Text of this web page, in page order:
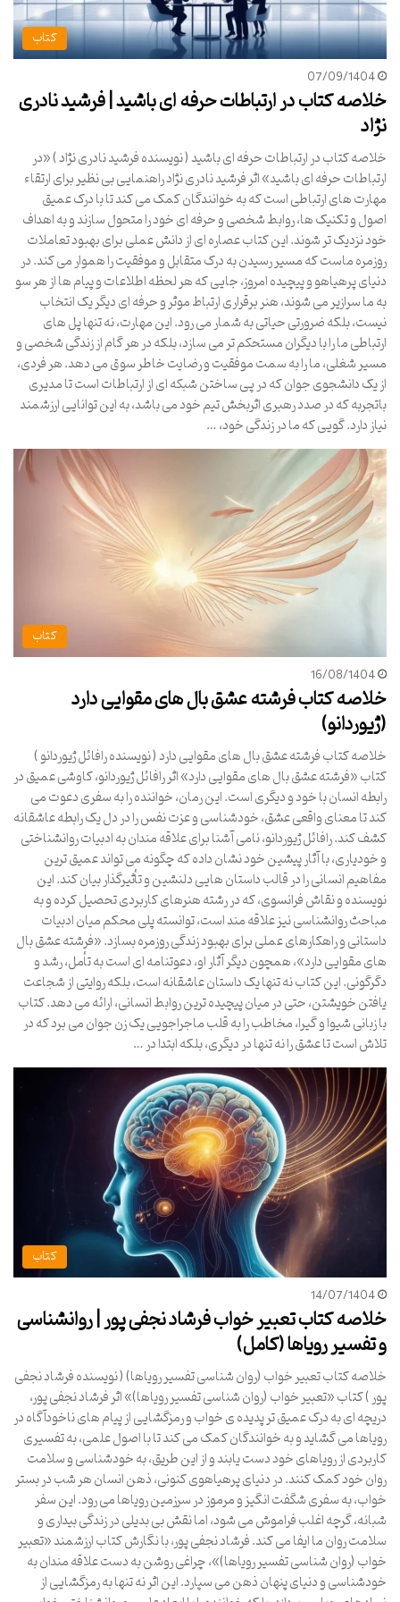
کتاب
07/09/1404
خلاصه کتاب در ارتباطات حرفه ای باشید | فرشید نادری
نژاد
خلاصه کتاب در ارتباطات حرفه ای باشید ( نویسنده فرشید نادری نژاد ) «در
ارتباطات حرفه ای باشید» اثر فرشید نادری نژاد راهنمایی بی نظیر برای ارتقاء
مهارت های ارتباطی است که به خوانندگان کمک می کند تا با درک عمیق
اصول و تکنیک ها، روابط شخصی و حرفه ای خود را متحول سازند و به اهداف
خود نزدیک تر شوند. این کتاب عصاره ای از دانش عملی برای بهبود تعاملات
روزمره ماست که مسیر رسیدن به درک متقابل و موفقیت را هموار می کند. در
دنیای پرهیاهو و پیچیده امروز، جایی که هر لحظه اطلاعات و پیام ها از هر سو
به ما سرازیر می شوند، هنر برقراری ارتباط موثر و حرفه ای دیگر یک انتخاب
نیست، بلکه ضرورتی حیاتی به شمار می رود. این مهارت، نه تنها پل های
ارتباطی ما را با دیگران مستحکم تر می سازد، بلکه در هر گام از زندگی شخصی و
مسیر شغلی، ما را به سمت موفقیت و رضایت خاطر سوق می دهد. هر فردی،
از یک دانشجوی جوان که در پی ساختن شبکه ای از ارتباطات است تا مدیری
باتجربه که در صدد رهبری اثربخش تیم خود می باشد، به این توانایی ارزشمند
نیاز دارد. گویی که ما در زندگی خود، …
کتاب
16/08/1404
خلاصه کتاب فرشته عشق بال های مقوایی دارد
(ژیوردانو)
خلاصه کتاب فرشته عشق بال های مقوایی دارد ( نویسنده رافائل ژیوردانو )
کتاب «فرشته عشق بال های مقوایی دارد» اثر رافائل ژیوردانو، کاوشی عمیق در
رابطه انسان با خود و دیگری است. این رمان، خواننده را به سفری دعوت می
کند تا معنای واقعی عشق، خودشناسی و عزت نفس را در دل یک رابطه عاشقانه
کشف کند. رافائل ژیوردانو، نامی آشنا برای علاقه مندان به ادبیات روانشناختی
و خودیاری، با آثار پیشین خود نشان داده که چگونه می تواند عمیق ترین
مفاهیم انسانی را در قالب داستان هایی دلنشین و تأثیرگذار بیان کند. این
نویسنده و نقاش فرانسوی، که در رشته هنرهای کاربردی تحصیل کرده و به
مباحث روانشناسی نیز علاقه مند است، توانسته پلی محکم میان ادبیات
داستانی و راهکارهای عملی برای بهبود زندگی روزمره بسازد. «فرشته عشق بال
های مقوایی دارد»، همچون دیگر آثار او، دعوتنامه ای است به تأمل، رشد و
دگرگونی. این کتاب نه تنها یک داستان عاشقانه است، بلکه روایتی از شجاعت
یافتن خویشتن، حتی در میان پیچیده ترین روابط انسانی، ارائه می دهد. کتاب
با زبانی شیوا و گیرا، مخاطب را به قلب ماجراجویی یک زن جوان می برد که در
تلاش است تا عشق را نه تنها در دیگری، بلکه ابتدا در …
کتاب
14/07/1404
خلاصه کتاب تعبیر خواب فرشاد نجفی پور | روانشناسی
و تفسیر رویاها (کامل)
خلاصه کتاب تعبیر خواب (روان شناسی تفسیر رویاها) ( نویسنده فرشاد نجفی
پور ) کتاب «تعبیر خواب (روان شناسی تفسیر رویاها)» اثر فرشاد نجفی پور،
دریچه ای به درک عمیق تر پدیده ی خواب و رمزگشایی از پیام های ناخودآگاه در
رویاها می گشاید و به خوانندگان کمک می کند تا با اصول علمی، به تفسیری
کاربردی از رویاهای خود دست یابند و از این طریق، به خودشناسی و سلامت
روان خود کمک کنند. در دنیای پرهیاهوی کنونی، ذهن انسان هر شب در بستر
خواب، به سفری شگفت انگیز و مرموز در سرزمین رویاها می رود. این سفر
شبانه، گرچه اغلب فراموش می شود، اما نقش بی بدیلی در زندگی بیداری و
سلامت روان ما ایفا می کند. فرشاد نجفی پور، با نگارش کتاب ارزشمند «تعبیر
خواب (روان شناسی تفسیر رویاها)»، چراغی روشن به دست علاقه مندان به
خودشناسی و دنیای پنهان ذهن می سپارد. این اثر نه تنها به رمزگشایی از